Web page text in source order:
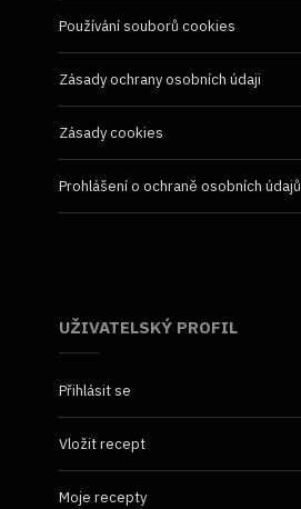
Používání souborů cookies
Zásady ochrany osobních údaji
Zásady cookies
Prohlášení o ochraně osobních údajů
UŽIVATELSKÝ PROFIL
Přihlásit se
Vložit recept
Moje recepty